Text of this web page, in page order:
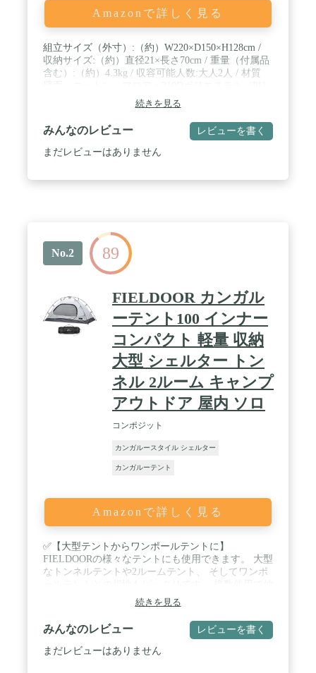
Amazonで詳しく見る
組立サイズ（外寸）:（約）W220×D150×H128cm /
収納サイズ:（約）直径21×長さ70cm / 重量（付属品
含む）:（約）4.3kg / 収容可能人数:大人2人 / 材質
コーティング）、フレーム：アルミ合金
続きを見る
みんなのレビュー レビューを書く
まだレビューはありません
No.2 89
FIELDOOR カンガル
ーテント100 インナー
コンパクト 軽量 収納
大型 シェルター トン
ネル 2ルーム キャンプ
アウトドア 屋内 ソロ
コンポジット
カンガルースタイル シェルター
カンガルーテント
Amazonで詳しく見る
✅【大型テントからワンポールテントに】
FIELDOORの様々なテントにも使用できます。 大型
なトンネルテントや2ルームテント、 そしてワンポ
間とのキャンプも個室感覚で◎ / ✅【小さくて軽
量、持ち運びもラクラク】 収納はとっても小さくて
軽量で持ち運びラクラク！ かさ張らないので手軽に
移動することができます。 / ✅【子供たちの秘密基
地にも？！】 「おウチでキャンプ」にもオススメ
続きを見る
みんなのレビュー レビューを書く
まだレビューはありません